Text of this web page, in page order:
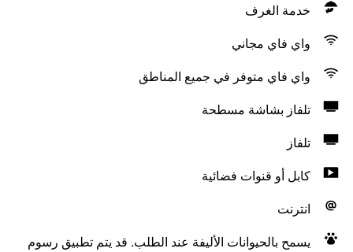
خدمة الغرف
واي فاي مجاني
واي فاي متوفر في جميع المناطق
تلفاز بشاشة مسطحة
تلفاز
كابل أو قنوات فضائية
انترنت
يسمح بالحيوانات الأليفة عند الطلب. قد يتم تطبيق رسوم